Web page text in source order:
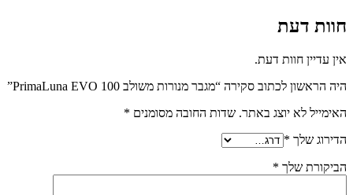
חוות דעת
אין עדיין חוות דעת.
היה הראשון לכתוב סקירה “מגבר מנורות משולב PrimaLuna EVO 100”
האימייל לא יוצג באתר. שדות החובה מסומנים *
הדירוג שלך *
הביקורת שלך *